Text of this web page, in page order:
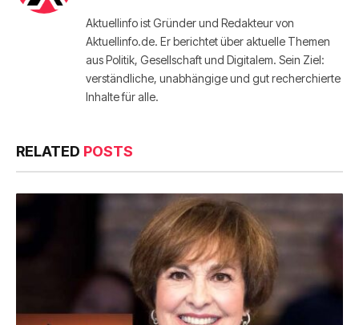
Aktuellinfo ist Gründer und Redakteur von
Aktuellinfo.de. Er berichtet über aktuelle Themen
aus Politik, Gesellschaft und Digitalem. Sein Ziel:
verständliche, unabhängige und gut recherchierte
Inhalte für alle.
RELATED POSTS